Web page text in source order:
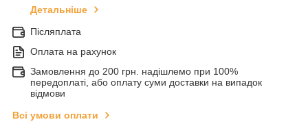
Детальніше
Післяплата
Оплата на рахунок
Замовлення до 200 грн. надішлемо при 100%
передоплаті, або оплату суми доставки на випадок
відмови
Всі умови оплати